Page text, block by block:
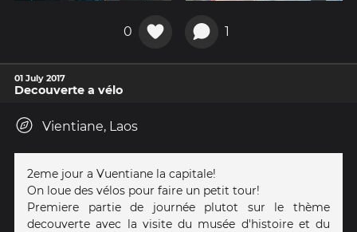
0 1
01 July 2017
Decouverte a vélo
Vientiane, Laos
2eme jour a Vuentiane la capitale!
On loue des vélos pour faire un petit tour!
Premiere partie de journée plutot sur le thème
decouverte avec la visite du musée d'histoire et du